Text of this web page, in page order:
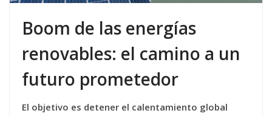
Boom de las energías
renovables: el camino a un
futuro prometedor
El objetivo es detener el calentamiento global